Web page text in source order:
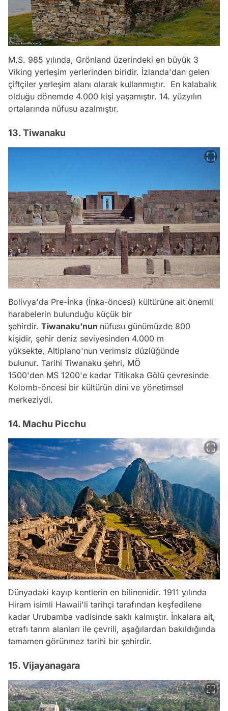
M.S. 985 yılında, Grönland üzerindeki en büyük 3
Viking yerleşim yerlerinden biridir. İzlanda'dan gelen
çiftçiler yerleşim alanı olarak kullanmıştır. En kalabalık
olduğu dönemde 4.000 kişi yaşamıştır. 14. yüzyılın
ortalarında nüfusu azalmıştır.
13. Tiwanaku
Bolivya'da Pre-İnka (İnka-öncesi) kültürüne ait önemli
harabelerin bulunduğu küçük bir
şehirdir. Tiwanaku'nun nüfusu günümüzde 800
kişidir, şehir deniz seviyesinden 4.000 m
yüksekte, Altiplano'nun verimsiz düzlüğünde
bulunur. Tarihi Tiwanaku şehri, MÖ
1500'den MS 1200'e kadar Titikaka Gölü çevresinde
Kolomb-öncesi bir kültürün dini ve yönetimsel
merkeziydi.
14. Machu Picchu
Dünyadaki kayıp kentlerin en bilinenidir. 1911 yılında
Hiram isimli Hawaii'li tarihçi tarafından keşfedilene
kadar Urubamba vadisinde saklı kalmıştır. İnkalara ait,
etrafı tarım alanları ile çevrili, aşağılardan bakıldığında
tamamen görünmez tarihi bir şehirdir.
15. Vijayanagara